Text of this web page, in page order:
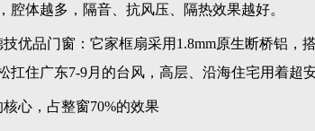
腔体越多，隔音、抗风压、隔热效果越好。
优品门窗：它家框扇采用1.8mm原生断桥铝，
扛住广东7-9月的台风，高层、沿海住宅用着超安
心，占整窗70%的效果